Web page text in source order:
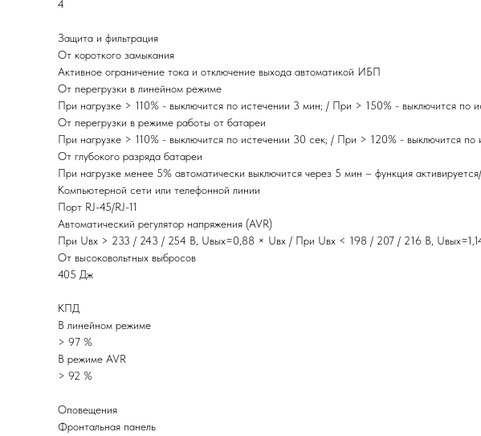
4
Защита и фильтрация
От короткого замыкания
Активное ограничение тока и отключение выхода автоматикой ИБП
От перегрузки в линейном режиме
При нагрузке > 110% - выключится по истечении 3 мин; / При > 150% - выключится по
От перегрузки в режиме работы от батареи
При нагрузке > 110% - выключится по истечении 30 сек; / При > 120% - выключится по
От глубокого разряда батареи
При нагрузке менее 5% автоматически выключится через 5 мин – функция
Компьютерной сети или телефонной линии
Порт RJ-45/RJ-11
Автоматический регулятор напряжения (AVR)
При Uвх > 233 / 243 / 254 В, Uвых=0,88 × Uвх / При Uвх < 198 / 207 / 216 В,
От высоковольтных выбросов
405 Дж
КПД
В линейном режиме
> 97 %
В режиме AVR
> 92 %
Оповещения
Фронтальная панель